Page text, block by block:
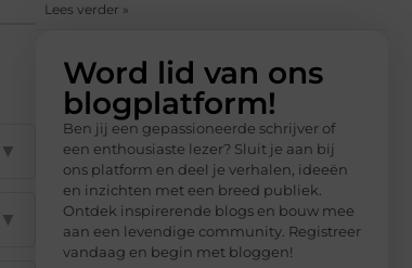
▼
▼
Lees verder »
Word lid van ons
blogplatform!
Ben jij een gepassioneerde schrijver of
een enthousiaste lezer? Sluit je aan bij
ons platform en deel je verhalen, ideeën
en inzichten met een breed publiek.
Ontdek inspirerende blogs en bouw mee
aan een levendige community. Registreer
vandaag en begin met bloggen!